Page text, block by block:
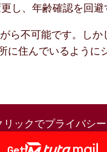
し、年齢確認を回避
不可能です。しか
に住んでいるよう
リックでプライバシ